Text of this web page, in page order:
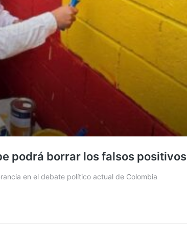
podrá borrar los falsos positivos
en el debate político actual de Colombia